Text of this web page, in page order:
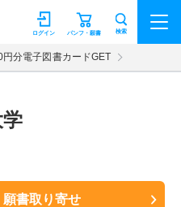
パンフ・願書
ログイン 検索
円分電子図書カードGET
願書取り寄せ